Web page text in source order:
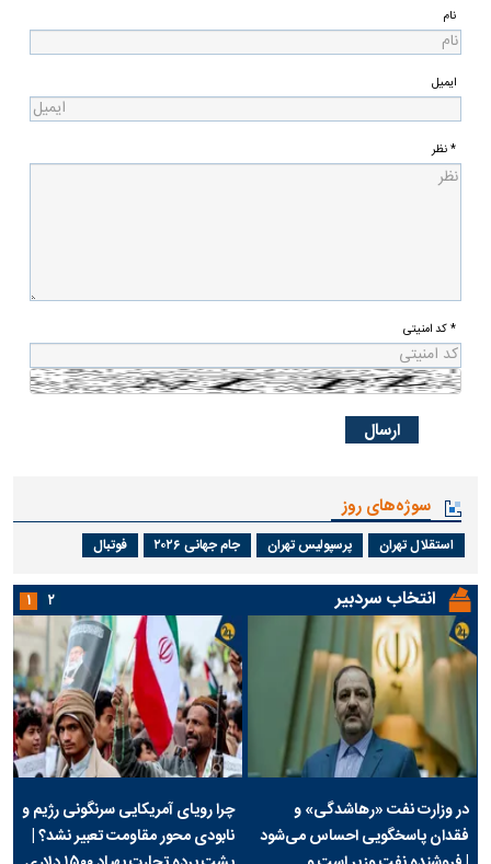
نام
ایمیل
* نظر
* کد امنیتی
سوژه‌های روز
استقلال تهران پرسپولیس تهران جام جهانی ۲۰۲۶ فوتبال
انتخاب سردبیر
در وزارت نفت «رهاشدگی» و
فقدان پاسخگویی احساس می‌شود
چرا رویای آمریکایی سرنگونی رژیم و
نابودی محور مقاومت تعبیر نشد؟ |
۱ ۲